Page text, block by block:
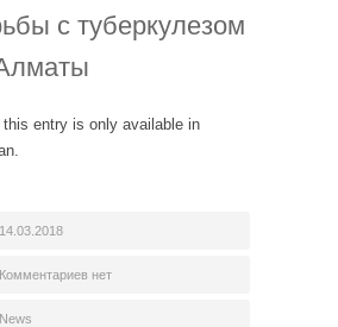
с туберкулезом
this entry is only available in
14.03.2018
Комментариев нет
News